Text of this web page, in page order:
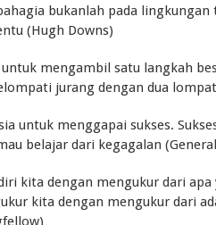
bukanlah pada
(Hugh Downs)
untuk mengambil satu langkah
jurang dengan dua
untuk menggapai sukses.
belajar dari kegagalan
kita dengan mengukur dari
kita dengan mengukur dari